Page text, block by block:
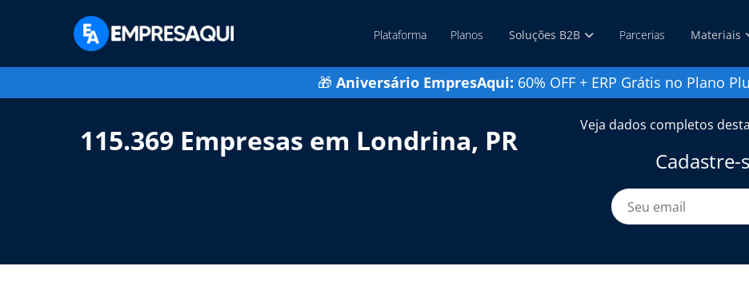
Plataforma Planos Soluções B2B Parcerias Materiais
🎁 Aniversário EmpresAqui: 60% OFF + ERP Grátis no Plano
115.369 Empresas em Londrina, PR Veja dados completos
Cadastre-